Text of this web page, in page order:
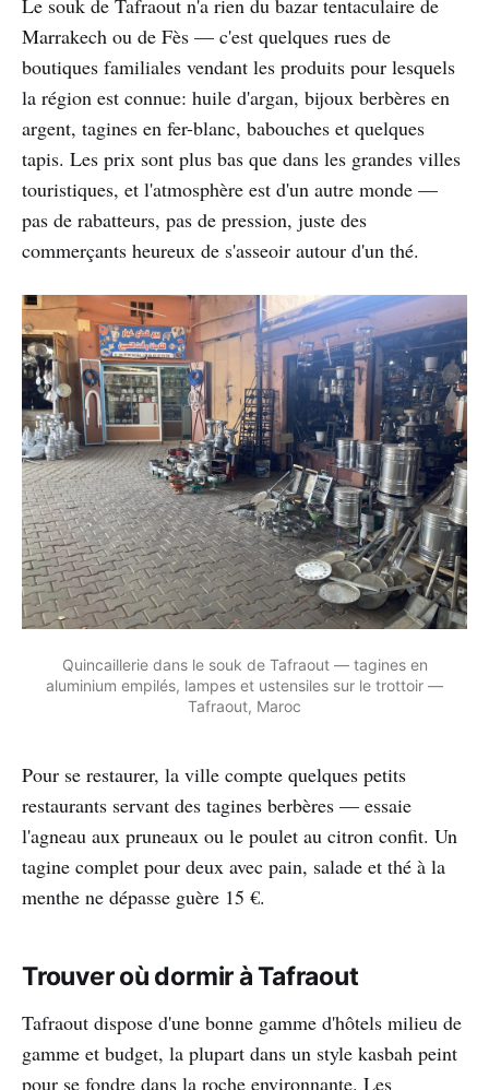
Le souk de Tafraout n'a rien du bazar tentaculaire de
Marrakech ou de Fès — c'est quelques rues de
boutiques familiales vendant les produits pour lesquels
la région est connue: huile d'argan, bijoux berbères en
argent, tagines en fer-blanc, babouches et quelques
tapis. Les prix sont plus bas que dans les grandes villes
touristiques, et l'atmosphère est d'un autre monde —
pas de rabatteurs, pas de pression, juste des
commerçants heureux de s'asseoir autour d'un thé.
Quincaillerie dans le souk de Tafraout — tagines en
aluminium empilés, lampes et ustensiles sur le trottoir —
Tafraout, Maroc
Pour se restaurer, la ville compte quelques petits
restaurants servant des tagines berbères — essaie
l'agneau aux pruneaux ou le poulet au citron confit. Un
tagine complet pour deux avec pain, salade et thé à la
menthe ne dépasse guère 15 €.
Trouver où dormir à Tafraout
Tafraout dispose d'une bonne gamme d'hôtels milieu de
gamme et budget, la plupart dans un style kasbah peint
pour se fondre dans la roche environnante. Les